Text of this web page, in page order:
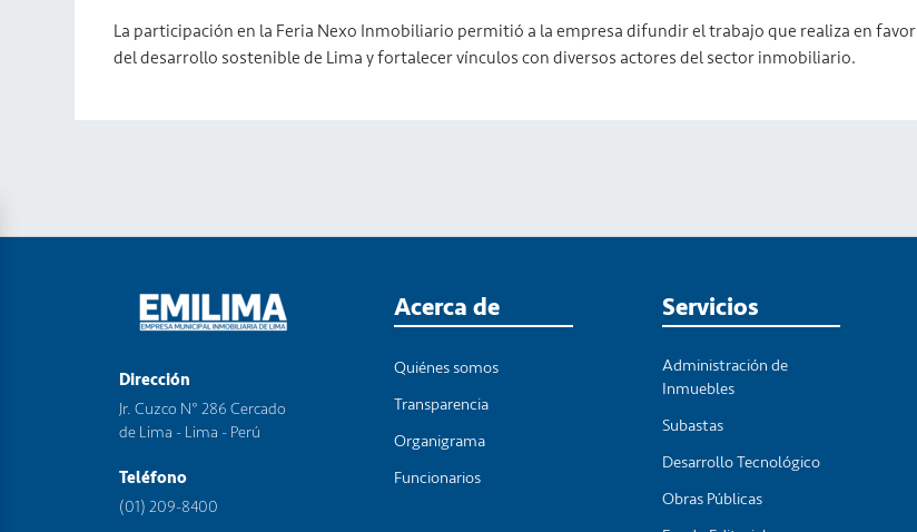
La participación en la Feria Nexo Inmobiliario permitió a la empresa difundir el trabajo que realiza en favor
del desarrollo sostenible de Lima y fortalecer vínculos con diversos actores del sector inmobiliario.
Dirección
Jr. Cuzco N° 286 Cercado
de Lima - Lima - Perú
Teléfono
(01) 209-8400
Acerca de
Quiénes somos
Transparencia
Organigrama
Funcionarios
Servicios
Administración de
Inmuebles
Subastas
Desarrollo Tecnológico
Obras Públicas